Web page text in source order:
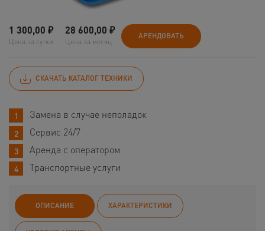
1 300,00 ₽
Цена за сутки
28 600,00 ₽
Цена за месяц
АРЕНДОВАТЬ
СКАЧАТЬ КАТАЛОГ ТЕХНИКИ
Замена в случае неполадок
Сервис 24/7
Аренда с оператором
Транспортные услуги
ОПИСАНИЕ ХАРАКТЕРИСТИКИ